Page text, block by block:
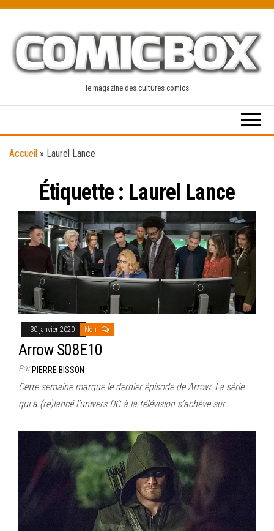
content
le magazine des cultures comics
Accueil » Laurel Lance
Étiquette : Laurel Lance
30 janvier 2020 Non
Arrow S08E10
ParPIERRE BISSON
Cette semaine marque le dernier épisode de Arrow. La série
qui a (re)lancé l’univers DC à la télévision s’achève sur…